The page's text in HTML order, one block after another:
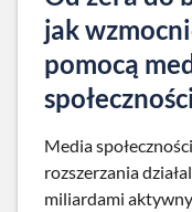
jak
pomocą
Media
rozszerzania
miliardami